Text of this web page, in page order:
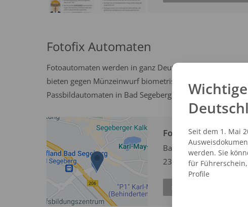
Fotofix Automaten
Fotoautomaten werden in ganz Deutschland häufig an
bieten gegen Münzeinwurf biometrische Passbilder nach
Passbildautomaten in Bad Segeberg und erstellen Sie
Fotofix Automat
Bahnhofstraße 7
23795 Bad Segeberg
Seit dem 1. Mai
werden. Sie
für
Profile